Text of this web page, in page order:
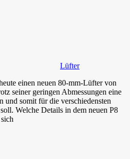
Lüfter
einen neuen 80-mm-Lüfter von
seiner geringen Abmessungen eine
und somit für die verschiedensten
Welche Details in dem neuen P8